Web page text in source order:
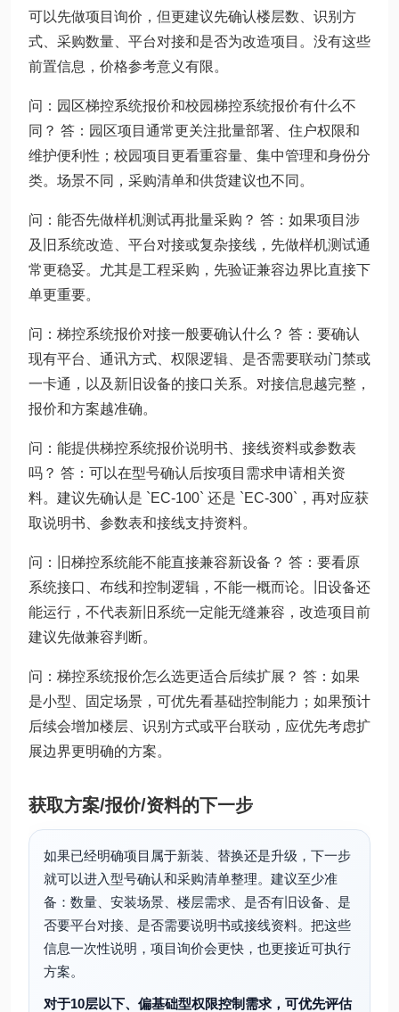
可以先做项目询价，但更建议先确认楼层数、识别方
式、采购数量、平台对接和是否为改造项目。没有这些
前置信息，价格参考意义有限。
问：园区梯控系统报价和校园梯控系统报价有什么不
同？ 答：园区项目通常更关注批量部署、住户权限和
维护便利性；校园项目更看重容量、集中管理和身份分
类。场景不同，采购清单和供货建议也不同。
问：能否先做样机测试再批量采购？ 答：如果项目涉
及旧系统改造、平台对接或复杂接线，先做样机测试通
常更稳妥。尤其是工程采购，先验证兼容边界比直接下
单更重要。
问：梯控系统报价对接一般要确认什么？ 答：要确认
现有平台、通讯方式、权限逻辑、是否需要联动门禁或
一卡通，以及新旧设备的接口关系。对接信息越完整，
报价和方案越准确。
问：能提供梯控系统报价说明书、接线资料或参数表
吗？ 答：可以在型号确认后按项目需求申请相关资
料。建议先确认是 `EC-100` 还是 `EC-300`，再对应获
取说明书、参数表和接线支持资料。
问：旧梯控系统能不能直接兼容新设备？ 答：要看原
系统接口、布线和控制逻辑，不能一概而论。旧设备还
能运行，不代表新旧系统一定能无缝兼容，改造项目前
建议先做兼容判断。
问：梯控系统报价怎么选更适合后续扩展？ 答：如果
是小型、固定场景，可优先看基础控制能力；如果预计
后续会增加楼层、识别方式或平台联动，应优先考虑扩
展边界更明确的方案。
获取方案/报价/资料的下一步
如果已经明确项目属于新装、替换还是升级，下一步
就可以进入型号确认和采购清单整理。建议至少准
备：数量、安装场景、楼层需求、是否有旧设备、是
否要平台对接、是否需要说明书或接线资料。把这些
信息一次性说明，项目询价会更快，也更接近可执行
方案。
对于10层以下、偏基础型权限控制需求，可优先评估